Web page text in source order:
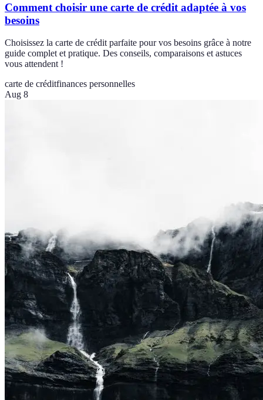
Comment choisir une carte de crédit adaptée à vos
besoins
Choisissez la carte de crédit parfaite pour vos besoins grâce à notre
guide complet et pratique. Des conseils, comparaisons et astuces
vous attendent !
carte de créditfinances personnelles
Aug 8